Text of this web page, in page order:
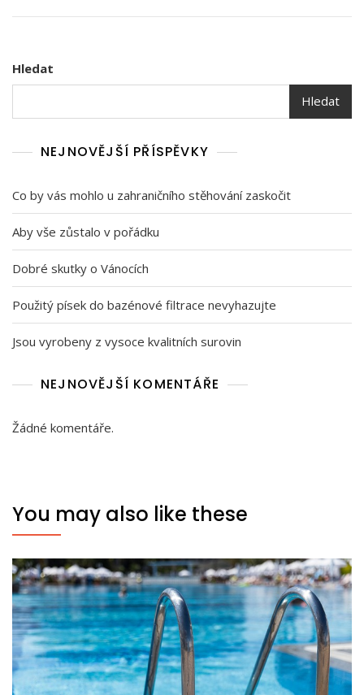
Hledat
Hledat
NEJNOVĚJŠÍ PŘÍSPĚVKY
Co by vás mohlo u zahraničního stěhování zaskočit
Aby vše zůstalo v pořádku
Dobré skutky o Vánocích
Použitý písek do bazénové filtrace nevyhazujte
Jsou vyrobeny z vysoce kvalitních surovin
NEJNOVĚJŠÍ KOMENTÁŘE
Žádné komentáře.
You may also like these